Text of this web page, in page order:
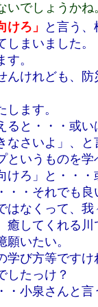
いでしょうかね
けろ」
と言う
まいました。
。
んけれども、
ます。
ると・・・或
なさいよ」、
というものを学
けろ」と・・
・・それでも
はなくって、
癒してくれる
いたい。
学び方等です
したっけ？
・小泉さんと